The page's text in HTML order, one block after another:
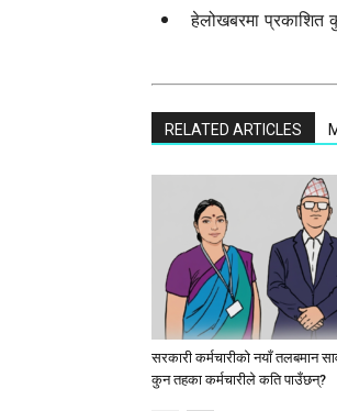
हेलोखबरमा प्रकाशित
RELATED ARTICLES
सरकारी कर्मचारीकाे नयाँ तलबमान
कुन तहका कर्मचारीले कति पाउँछन्?